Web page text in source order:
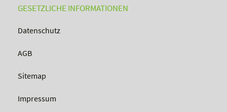
GESETZLICHE INFORMATIONEN
Datenschutz
AGB
Sitemap
Impressum